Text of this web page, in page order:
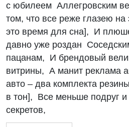
с юбилеем Аллегровским
том, что все реже глазею
это время для сна], И
давно уже роздан
пацанам, И брендовый
витрины, А манит реклама
авто – два комплекта
в тон], Все меньше подруг
секретов,